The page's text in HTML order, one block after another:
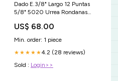
Dado E.3/8" Largo 12 Puntas
5/8" 5020 Urrea Rondanas
US$ 68.00
Min. order: 1 piece
★★★★★4.2 (28 reviews)
Sold : Login>>